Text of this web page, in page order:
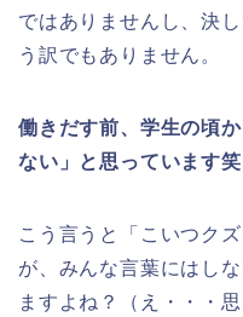
ではありませんし、決
う訳でもありません。
働きだす前、学生の頃
ない」と思っています笑
こう言うと「こいつク
が、みんな言葉にはし
ますよね？（え・・・